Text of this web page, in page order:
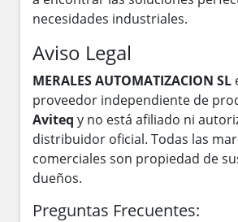
necesidades industriales.
Aviso Legal
MERALES AUTOMATIZACION SL
proveedor independiente de
Aviteq y no está afiliado ni
distribuidor oficial. Todas las
comerciales son propiedad de
dueños.
Preguntas Frecuentes: